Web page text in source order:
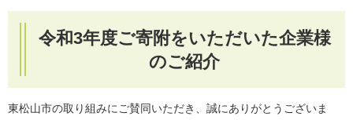
令和3年度ご寄附をいただいた企業様
のご紹介
東松山市の取り組みにご賛同いただき、誠にありがとうございま